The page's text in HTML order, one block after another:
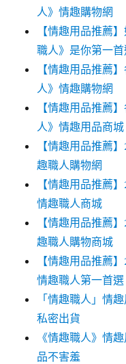
人》情趣購物網
【情趣用品推薦
職人》是你第一
【情趣用品推薦
人》情趣購物網
【情趣用品推薦
人》情趣用品商城
【情趣用品推薦
趣職人購物網
【情趣用品推薦
情趣職人商城
【情趣用品推薦
趣職人購物商城
【情趣用品推薦
情趣職人第一首選
「情趣職人」情
私密出貨
《情趣職人》情
品不害羞